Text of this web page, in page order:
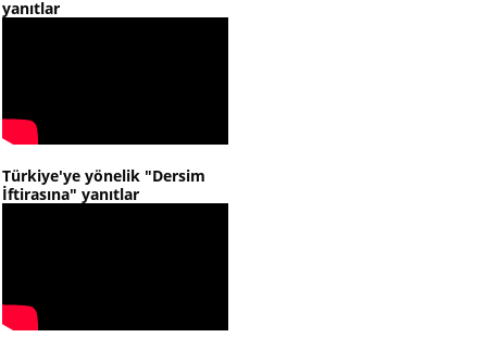
yanıtlar
Türkiye'ye yönelik "Dersim
İftirasına" yanıtlar